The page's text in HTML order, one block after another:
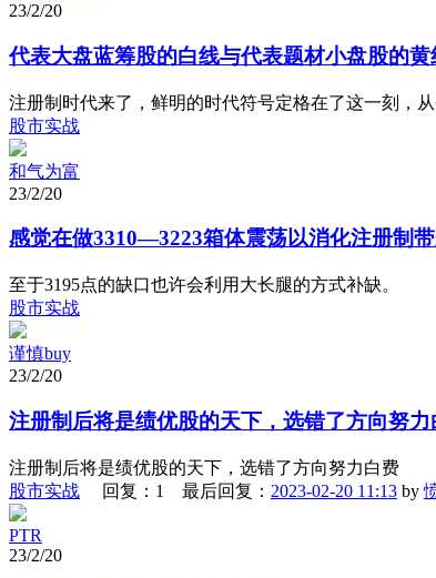
23/2/20
代表大盘蓝筹股的白线与代表题材小盘股的
注册制时代来了，鲜明的时代符号定格在了这一刻，
股市实战
和气为富
23/2/20
感觉在做3310—3223箱体震荡以消化注册制
至于3195点的缺口也许会利用大长腿的方式补缺。
股市实战
谨慎buy
23/2/20
注册制后将是绩优股的天下，选错了方向努力
注册制后将是绩优股的天下，选错了方向努力白费
股市实战 回复：1 最后回复： 2023-02-20 11:13 by
PTR
23/2/20